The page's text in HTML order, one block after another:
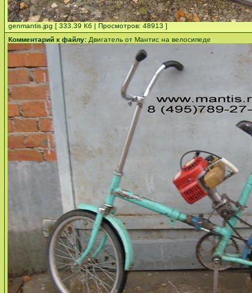
genmantis.jpg [ 333.39 Кб | Просмотров: 48913 ]
Комментарий к файлу: Двигатель от Мантис на велосипеде